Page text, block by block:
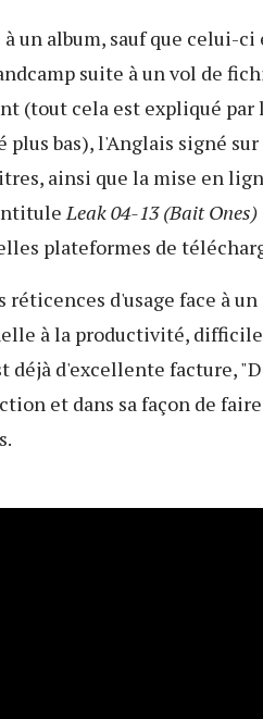
un album, sauf que celui-
suite à un vol de
(tout cela est expliqué
bas), l'Anglais signé sur
ainsi que la mise en
Leak 04-13 (Bait Ones)
plateformes de
réticences d'usage face à
à la productivité, difficile
déjà d'excellente facture,
et dans sa façon de